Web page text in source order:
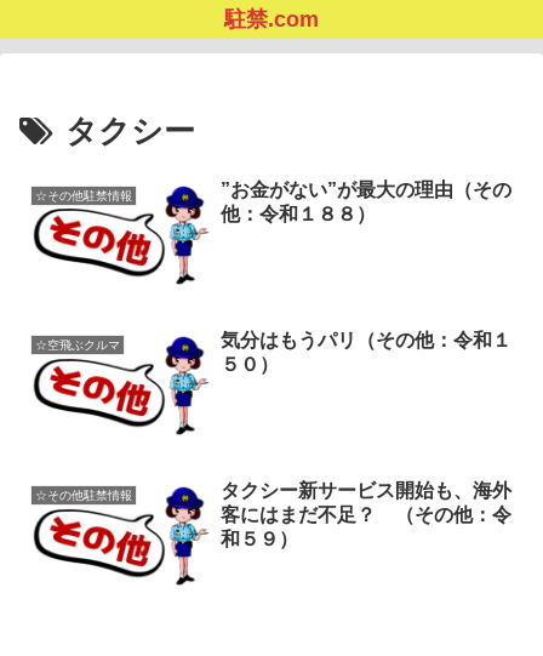
駐禁.com
タクシー
☆その他駐禁情報
”お金がない”が最大の理由（その
他：令和１８８）
☆空飛ぶクルマ
気分はもうパリ（その他：令和１
５０）
☆その他駐禁情報
タクシー新サービス開始も、海外
客にはまだ不足？ （その他：令
和５９）